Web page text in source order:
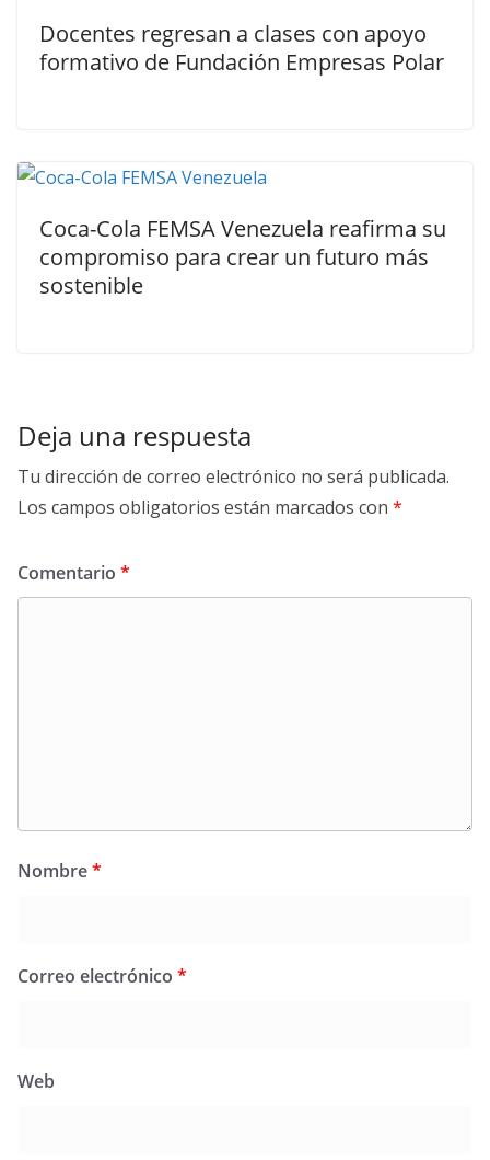
Docentes regresan a clases con apoyo
formativo de Fundación Empresas Polar
Coca-Cola FEMSA Venezuela reafirma su
compromiso para crear un futuro más
sostenible
Deja una respuesta
Tu dirección de correo electrónico no será publicada.
Los campos obligatorios están marcados con *
Comentario *
Nombre*
Correo electrónico *
Web